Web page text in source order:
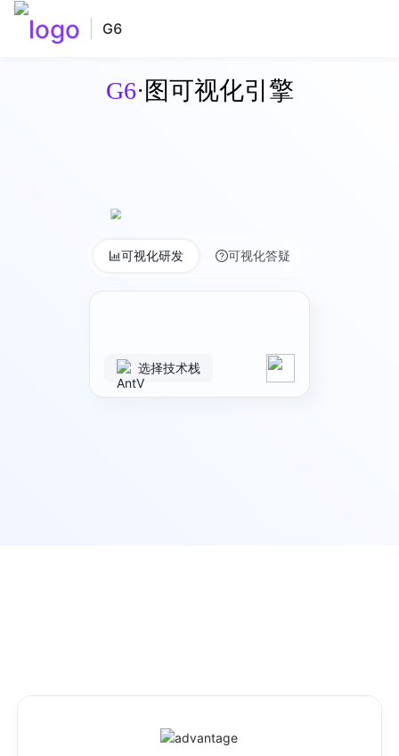
G6
G6·图可视化引擎
可视化研发 可视化答疑
选择技术栈